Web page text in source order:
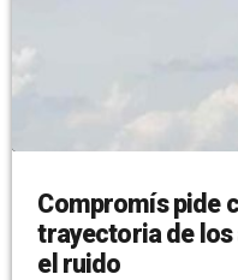
Compromís pide
trayectoria de
el ruido